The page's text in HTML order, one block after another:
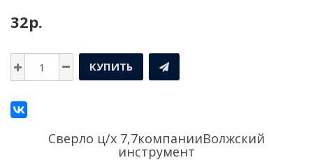
32р.
КУПИТЬ
Сверло ц/х 7,7компанииВолжский
инструмент